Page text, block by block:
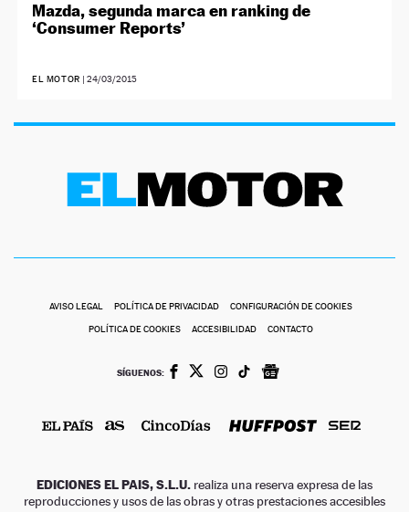
Mazda, segunda marca en ranking de
‘Consumer Reports’
EL MOTOR | 24/03/2015
AVISO LEGAL POLÍTICA DE PRIVACIDAD CONFIGURACIÓN DE COOKIES
POLÍTICA DE COOKIES ACCESIBILIDAD CONTACTO
SÍGUENOS:
EDICIONES EL PAIS, S.L.U. realiza una reserva expresa de las
reproducciones y usos de las obras y otras prestaciones accesibles